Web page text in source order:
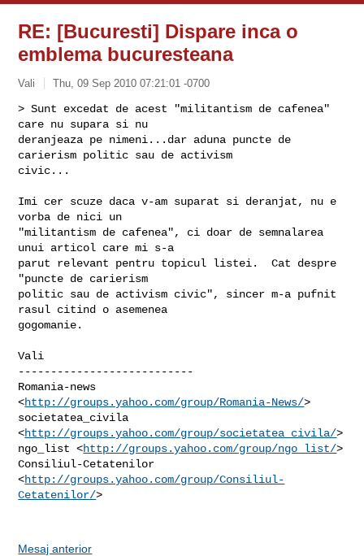
RE: [Bucuresti] Dispare inca o
emblema bucuresteana
Vali Thu, 09 Sep 2010 07:21:01 -0700
> Sunt excedat de acest "militantism de cafenea"
care nu supara si nu
deranjeaza pe nimeni...dar aduna puncte de
carierism politic sau de activism
civic...
Imi cer scuze daca v-am suparat si deranjat, nu e
vorba de nici un
"militantism de cafenea", ci doar de semnalarea
unui articol care mi s-a
parut relevant pentru topicul listei.  Cat despre
"puncte de carierism
politic sau de activism civic", sincer m-a pufnit
rasul citind o asemenea
gogomanie.
Vali
---------------------------
Romania-news
<http://groups.yahoo.com/group/Romania-News/>
societatea_civila
<http://groups.yahoo.com/group/societatea_civila/>
ngo_list <http://groups.yahoo.com/group/ngo_list/>
Consiliul-Cetatenilor
<http://groups.yahoo.com/group/Consiliul-
Cetatenilor/>
Mesaj anterior